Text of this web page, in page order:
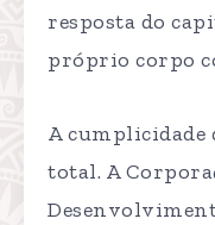
resposta do
próprio corpo
A cumplicidade
total. A